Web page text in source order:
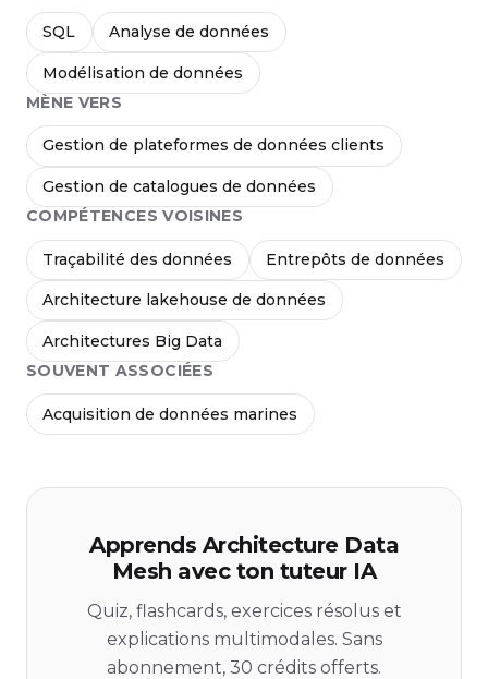
SQL Analyse de données
Modélisation de données
MÈNE VERS
Gestion de plateformes de données clients
Gestion de catalogues de données
COMPÉTENCES VOISINES
Traçabilité des données Entrepôts de données
Architecture lakehouse de données
Architectures Big Data
SOUVENT ASSOCIÉES
Acquisition de données marines
Apprends Architecture Data
Mesh avec ton tuteur IA
Quiz, flashcards, exercices résolus et
explications multimodales. Sans
abonnement, 30 crédits offerts.